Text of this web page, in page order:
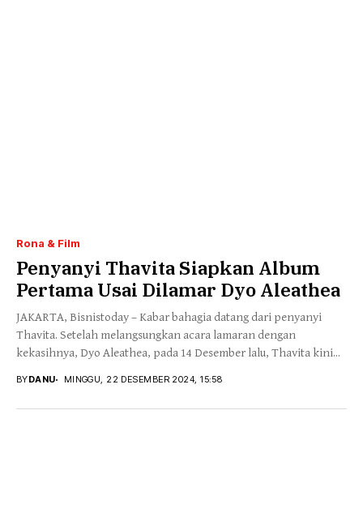
Rona & Film
Penyanyi Thavita Siapkan Album
Pertama Usai Dilamar Dyo Aleathea
JAKARTA, Bisnistoday – Kabar bahagia datang dari penyanyi
Thavita. Setelah melangsungkan acara lamaran dengan
kekasihnya, Dyo Aleathea, pada 14 Desember lalu, Thavita kini...
BYDANU MINGGU, 22 DESEMBER 2024, 15:58